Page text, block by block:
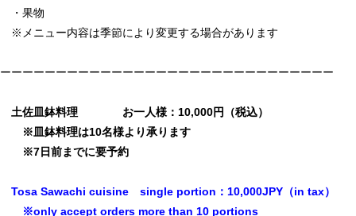
・果物
※メニュー内容は季節により変更する場合があります
ーーーーーーーーーーーーーーーーーーーーーーーーーーーーーー
土佐皿鉢料理 お一人様：10,000円（税込）
※皿鉢料理は10名様より承ります
※7日前までに要予約
Tosa Sawachi cuisine single portion：10,000JPY（in tax）
※only accept orders more than 10 portions